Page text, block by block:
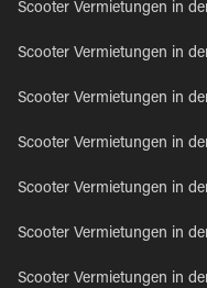
Scooter Vermietungen in
Scooter Vermietungen in
Scooter Vermietungen in
Scooter Vermietungen in
Scooter Vermietungen in
Scooter Vermietungen in
Scooter Vermietungen in